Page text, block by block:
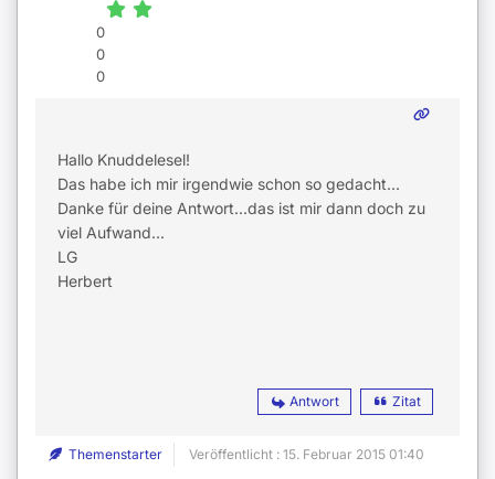
0
0
0
Hallo Knuddelesel!
Das habe ich mir irgendwie schon so gedacht...
Danke für deine Antwort...das ist mir dann doch zu
viel Aufwand...
LG
Herbert
Antwort Zitat
Themenstarter Veröffentlicht : 15. Februar 2015 01:40